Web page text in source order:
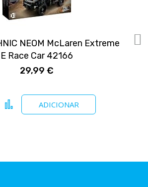
NEOM McLaren Extreme
E Race Car 42166
29,99 €
ADICIONAR
Adicionar a favoritos
Comparar